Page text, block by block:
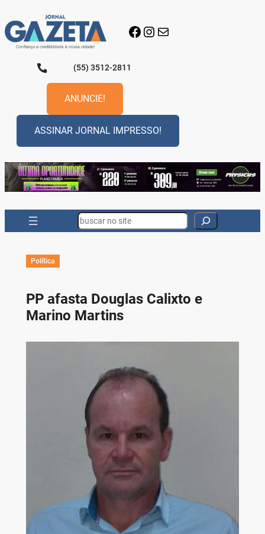
para
o
conteúdo
Facebook
Instagram
E-mail
(55) 3512-2811
ANUNCIE!
ASSINAR JORNAL IMPRESSO!
Search
Política
PP afasta Douglas Calixto e
Marino Martins